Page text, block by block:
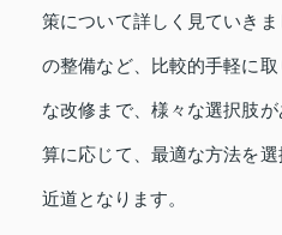
策について詳しく見ていき
の整備など、比較的手軽に
な改修まで、様々な選択肢
算に応じて、最適な方法を
近道となります。